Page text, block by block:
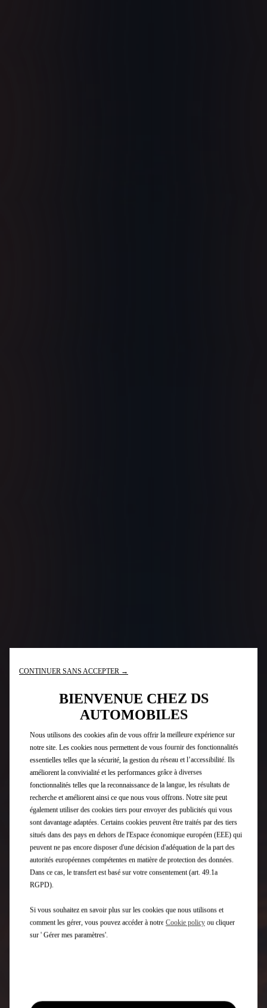
CONTINUER SANS ACCEPTER →
BIENVENUE CHEZ DS
AUTOMOBILES
Nous utilisons des cookies afin de vous offrir la meilleure expérience sur
notre site. Les cookies nous permettent de vous fournir des fonctionnalités
essentielles telles que la sécurité, la gestion du réseau et l’accessibilité. Ils
améliorent la convivialité et les performances grâce à diverses
fonctionnalités telles que la reconnaissance de la langue, les résultats de
recherche et améliorent ainsi ce que nous vous offrons. Notre site peut
également utiliser des cookies tiers pour envoyer des publicités qui vous
sont davantage adaptées. Certains cookies peuvent être traités par des tiers
situés dans des pays en dehors de l'Espace économique européen (EEE) qui
peuvent ne pas encore disposer d'une décision d'adéquation de la part des
autorités européennes compétentes en matière de protection des données.
Dans ce cas, le transfert est basé sur votre consentement (art. 49.1a
RGPD).
Si vous souhaitez en savoir plus sur les cookies que nous utilisons et
comment les gérer, vous pouvez accéder à notre Cookie policy ou cliquer
sur ' Gérer mes paramètres'.